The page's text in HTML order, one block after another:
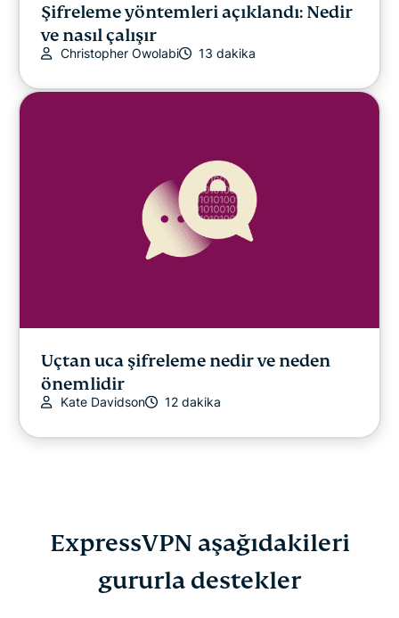
Online güvenlik
İpuçları & Püf Noktaları
VPN rehberleri
Şifreleme yöntemleri açıklandı: Nedir
ve nasıl çalışır
Christopher Owolabi 13 dakika
Uçtan uca şifreleme nedir ve neden
önemlidir
Kate Davidson 12 dakika
ExpressVPN aşağıdakileri
gururla destekler